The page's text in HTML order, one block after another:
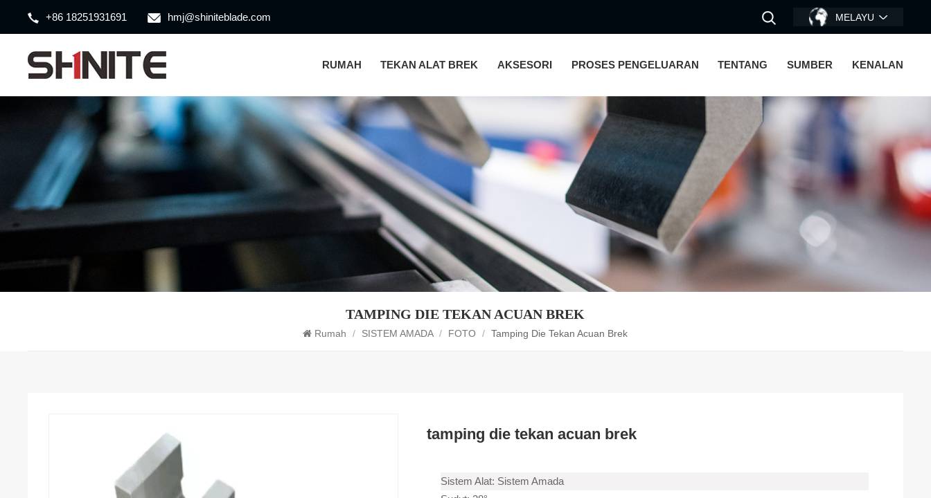
+86 18251931691 hmj@shiniteblade.com MELAYU
RUMAH TEKAN ALAT BREK AKSESORI PROSES PENGELUARAN TENTANG SUMBER KENALAN
TAMPING DIE TEKAN ACUAN BREK
Rumah / SISTEM AMADA / FOTO / Tamping Die Tekan Acuan Brek
tamping die tekan acuan brek
Sistem Alat: Sistem Amada